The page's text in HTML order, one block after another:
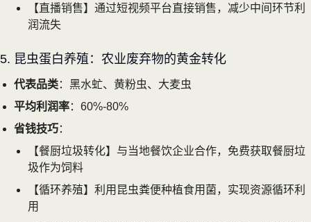
【直播销售】通过短视频平台直接销售，减少中间环节利
润流失
5. 昆虫蛋白养殖：农业废弃物的黄金转化
代表品类：黑水虻、黄粉虫、大麦虫
平均利润率：60%-80%
省钱技巧：
【餐厨垃圾转化】与当地餐饮企业合作，免费获取餐厨垃
圾作为饲料
【循环养殖】利用昆虫粪便种植食用菌，实现资源循环利
用